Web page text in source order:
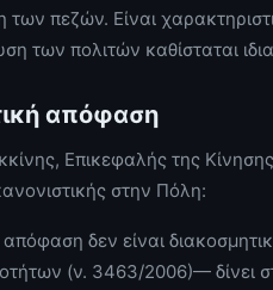
των πεζών. Είναι
των πολιτών καθίσταται
απόφαση
Επικεφαλής της
στην Πόλη:
δεν είναι
(ν. 3463/2006)— δίνει